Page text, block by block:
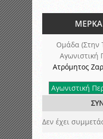
Ομάδα (Στην
Αγωνιστική
Ατρόμητος
Δεν έχει